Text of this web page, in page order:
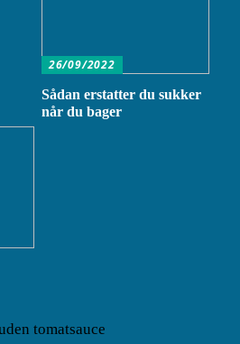
26/09/2022
Sådan erstatter du sukker
når du bager
tomatsauce